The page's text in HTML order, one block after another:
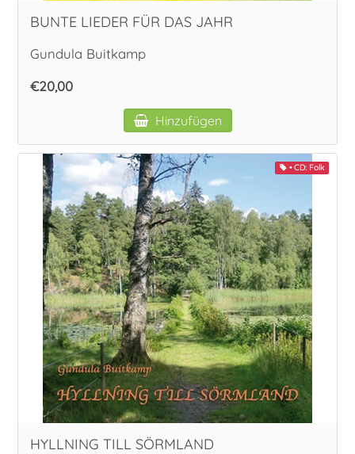
BUNTE LIEDER FÜR DAS JAHR
Gundula Buitkamp
€20,00
Hinzufügen
• CD: Folk
HYLLNING TILL SÖRMLAND